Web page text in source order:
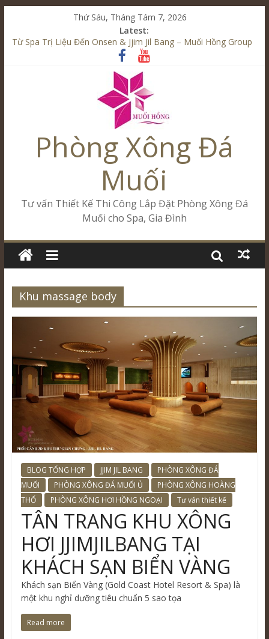
Thứ Sáu, Tháng Tám 7, 2026
Latest:
Từ Spa Trị Liệu Đến Onsen & Jjim Jil Bang – Muối Hồng Group
Kết Hợp Onsen & Jjim Jil Bang Trong Mô Hình Spa – Muối
Cham Riverside Onsen & Jjim Jil Bang Đà Nẵng Muối Hồng
Spa Jjim Jil Bang Kết Hợp Onsen – Kinh Doanh Chuẩn Sao –
Tăng Doanh Số Kinh Doanh Lắp Đặt Onsen & Jjim Jil Bang –
Muối Hồng Group
Phòng Xông Đá
Muối
Tư vấn Thiết Kế Thi Công Lắp Đặt Phòng Xông Đá
Muối cho Spa, Gia Đình
Khu massage body
BLOG TỔNG HỢP JJIM JIL BANG
PHÒNG XÔNG ĐÁ
MUỐI
PHÒNG XÔNG ĐÁ MUỐI Ủ
PHÒNG XÔNG HOÀNG
THỔ
PHÒNG XÔNG HƠI HỒNG NGOẠI Tư vấn thiết kế
TÂN TRANG KHU XÔNG
HƠI JJIMJILBANG TẠI
KHÁCH SẠN BIỂN VÀNG
Khách sạn Biển Vàng (Gold Coast Hotel Resort & Spa) là
một khu nghỉ dưỡng tiêu chuẩn 5 sao tọa
Read more